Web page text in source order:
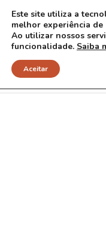
Arquivo
Este site utiliza a
melhor experiência de
Ao utilizar nossos
funcionalidade. Saiba
Aceitar